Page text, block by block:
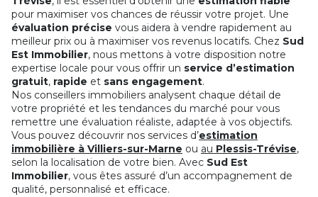
pour maximiser vos chances de réussir votre projet. Une
évaluation précise vous aidera à vendre rapidement au
meilleur prix ou à maximiser vos revenus locatifs. Chez Sud
Est Immobilier, nous mettons à votre disposition notre
expertise locale pour vous offrir un service d’estimation
gratuit, rapide et sans engagement.
Nos conseillers immobiliers analysent chaque détail de
votre propriété et les tendances du marché pour vous
remettre une évaluation réaliste, adaptée à vos objectifs.
Vous pouvez découvrir nos services d’estimation
immobilière à Villiers-sur-Marne ou au Plessis-Trévise,
selon la localisation de votre bien. Avec Sud Est
Immobilier, vous êtes assuré d’un accompagnement de
qualité, personnalisé et efficace.